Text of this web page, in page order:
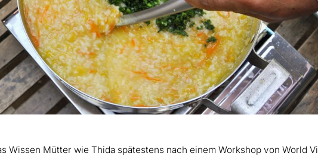
Wissen Mütter wie Thida spätestens nach einem Workshop von World